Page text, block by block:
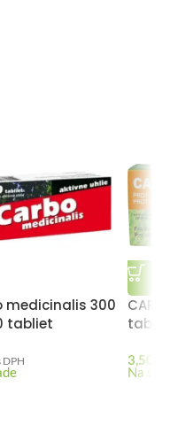
medicinalis 300
tabliet
DPH 3,50
Na